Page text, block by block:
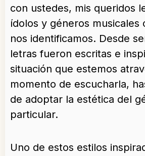
con ustedes, mis queridos
ídolos y géneros musicales
nos identificamos. Desde
letras fueron escritas e
situación que estemos
momento de escucharla,
de adoptar la estética del
particular.
Uno de estos estilos